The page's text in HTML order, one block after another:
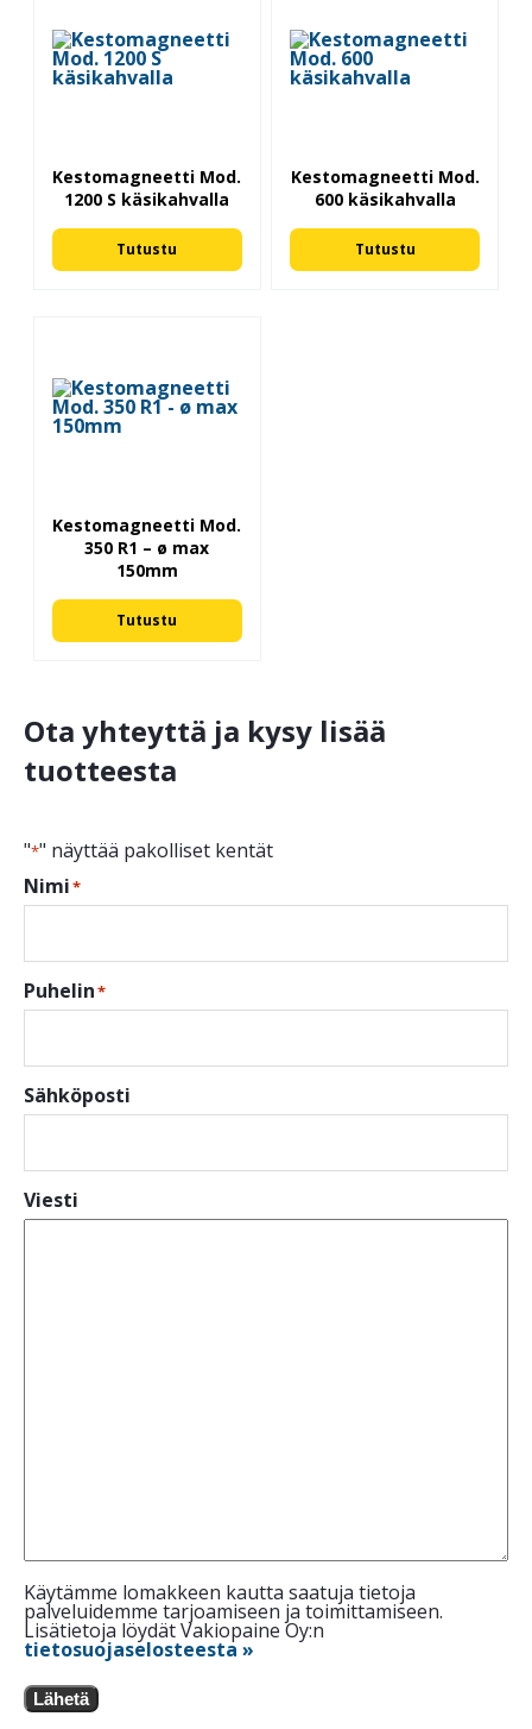
Kestomagneetti Mod.
1200 S käsikahvalla
Tutustu
Kestomagneetti Mod.
600 käsikahvalla
Tutustu
Kestomagneetti Mod.
350 R1 – ø max
150mm
Tutustu
Ota yhteyttä ja kysy lisää
tuotteesta
"*" näyttää pakolliset kentät
Nimi*
Puhelin*
Sähköposti
Viesti
Käytämme lomakkeen kautta saatuja tietoja
palveluidemme tarjoamiseen ja toimittamiseen.
Lisätietoja löydät Vakiopaine Oy:n
tietosuojaselosteesta »
Lähetä